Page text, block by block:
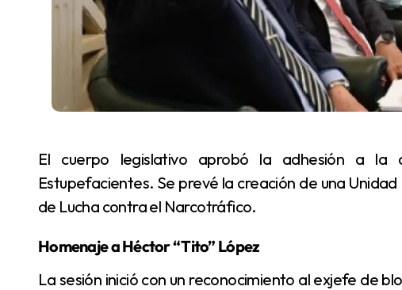
El cuerpo legislativo aprobó la adhesión a la desfederalización parcial de la Ley de
Estupefacientes. Se prevé la creación de una
de Lucha contra el Narcotráfico.
Homenaje a Héctor “Tito” López
La sesión inició con un reconocimiento al exjefe de bloque de la UCR, Héctor María “Tito” López,